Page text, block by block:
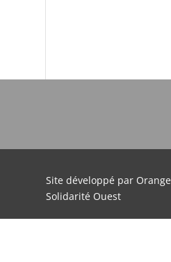
Site développé par Orange
Solidarité Ouest